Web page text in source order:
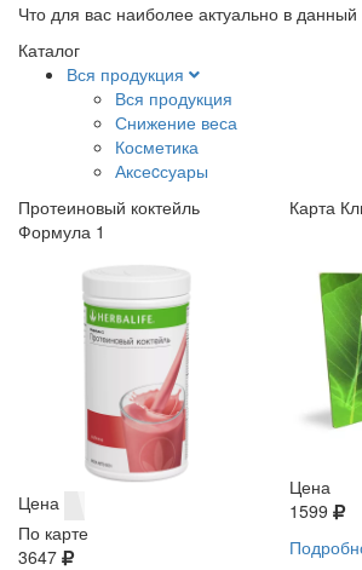
Что для вас наиболее актуально в
Каталог
Вся продукция
Вся продукция
Снижение веса
Косметика
Аксеcсуары
Протеиновый коктейль
Формула 1
Цена
По карте
3647
Карта
Цена
1599